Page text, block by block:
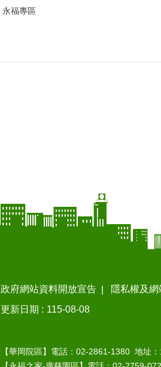
永福專區
政府網站資料開放宣告
隱私權及
更新日期
115-08-08
【華岡院區】電話：02-2861-1380 地址